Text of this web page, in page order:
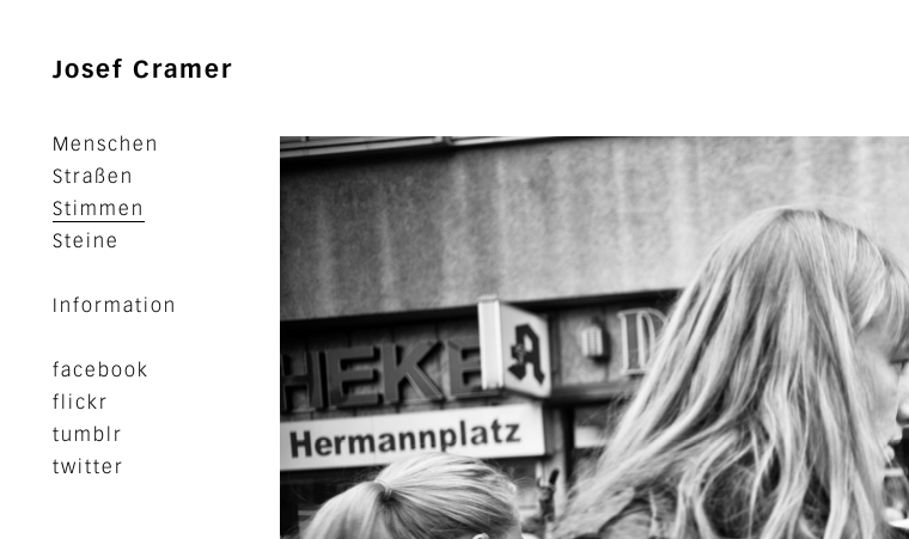
Josef Cramer
Menschen
Straßen
Stimmen
Steine
Information
facebook
flickr
tumblr
twitter